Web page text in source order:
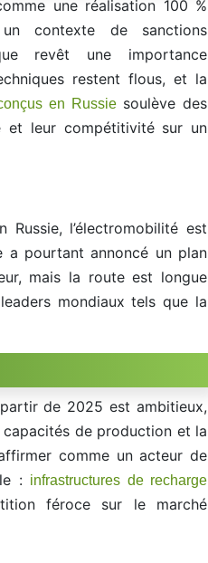
une réalisation 100 %
un contexte de sanctions
revêt une importance
restent flous, et la
en Russiesoulève des
et leur compétitivité sur un
l’électromobilité est
a pourtant annoncé un plan
mais la route est longue
mondiaux tels que la
de 2025 est ambitieux,
de production et la
comme un acteur de
: infrastructures de recharge
féroce sur le marché